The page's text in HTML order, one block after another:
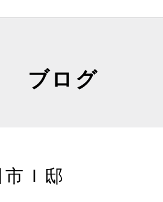
ブログ
市Ｉ邸